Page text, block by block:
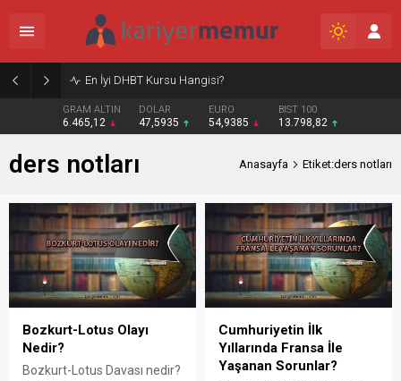
En İyi DHBT Kursu Hangisi?
GRAM ALTIN
6.465,12
DOLAR
47,5935
EURO
54,9385
BIST 100
13.798,82
ders notları Anasayfa Etiket:ders notları
Bozkurt-Lotus Olayı
Nedir?
Bozkurt-Lotus Davası nedir?
Cumhuriyetin İlk
Yıllarında Fransa İle
Yaşanan Sorunlar?